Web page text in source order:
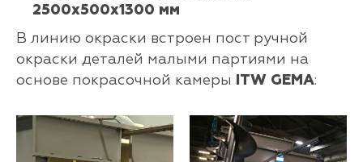
2500х500х1300 мм
В линию окраски встроен пост ручной
окраски деталей малыми партиями на
основе покрасочной камеры
ITW GEMA: